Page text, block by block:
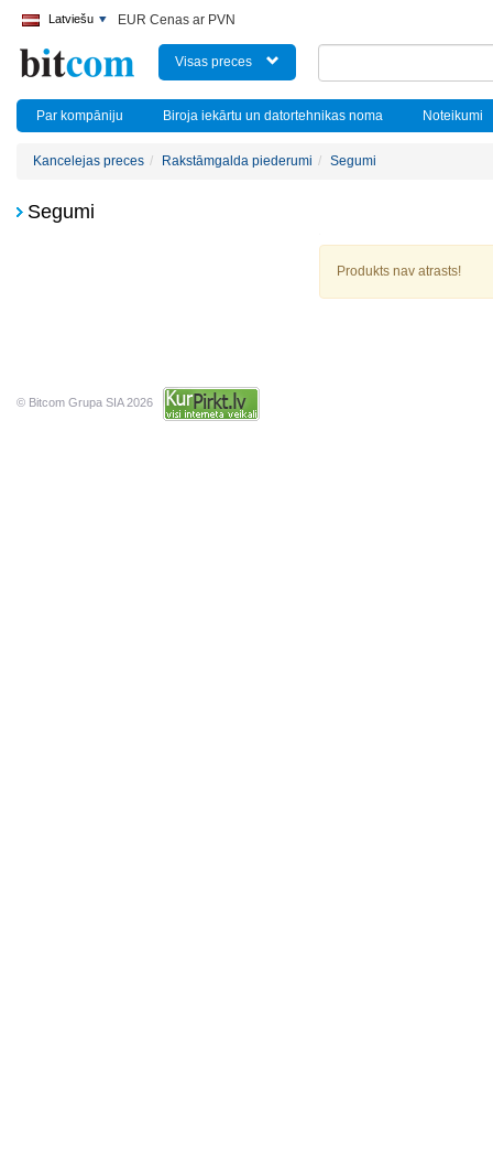
Latviešu EUR Cenas ar PVN
Visas preces
Par kompāniju Biroja iekārtu un datortehnikas noma Noteikumi
Kancelejas preces Rakstāmgalda piederumi Segumi
Segumi
Produkts nav atrasts!
© Bitcom Grupa SIA 2026